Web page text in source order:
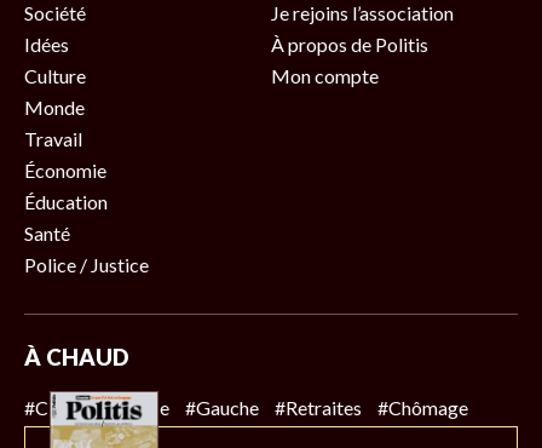
Société
Idées
Culture
Monde
Travail
Économie
Éducation
Santé
Police / Justice
Je rejoins l’association
À propos de Politis
Mon compte
À CHAUD
#Climat #Police #Gauche #Retraites #Chômage